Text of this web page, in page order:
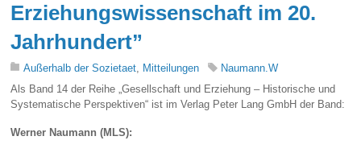
Erziehungswissenschaft im 20.
Jahrhundert”
Außerhalb der Sozietaet, Mitteilungen
Naumann.W
Als Band 14 der Reihe „Gesellschaft und Erziehung – Historische und
Systematische Perspektiven“ ist im Verlag Peter Lang GmbH der Band:
Werner Naumann (MLS):